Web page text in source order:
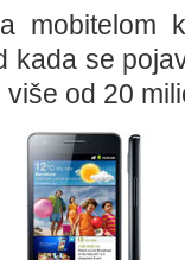
mobitelom
kada se
od 20